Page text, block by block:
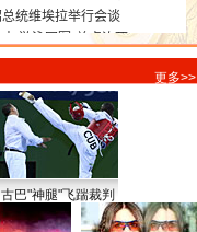
更多>>
古巴"神腿"飞踹裁判